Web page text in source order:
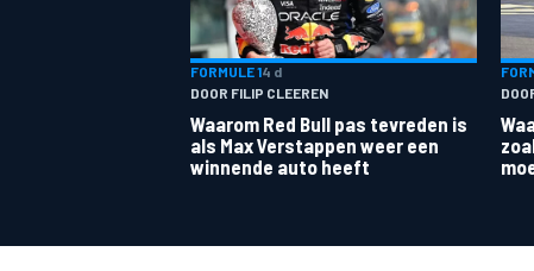
FORMULE 14 d
DOOR FILIP CLEEREN
Waarom Red Bull pas tevreden is
als Max Verstappen weer een
winnende auto heeft